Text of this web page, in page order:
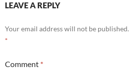
LEAVE A REPLY
Your email address will not be published.
*
Comment *